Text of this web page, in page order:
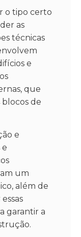
o tipo certo
as
técnicas
e
que
de
e
e
um
além de
garantir a